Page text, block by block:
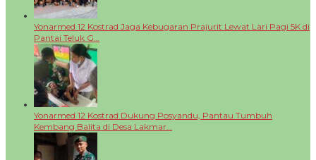
Yonarmed 12 Kostrad Jaga Kebugaran Prajurit Lewat Lari Pagi 5K di
Pantai Teluk G…
Yonarmed 12 Kostrad Dukung Posyandu, Pantau Tumbuh
Kembang Balita di Desa Lakmar…